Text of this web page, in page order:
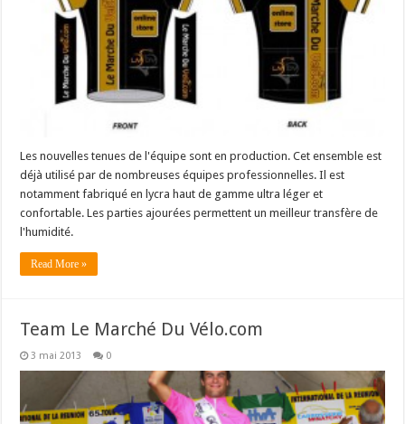
Les nouvelles tenues de l'équipe sont en production. Cet ensemble est
déjà utilisé par de nombreuses équipes professionnelles. Il est
notamment fabriqué en lycra haut de gamme ultra léger et
confortable. Les parties ajourées permettent un meilleur transfère de
l'humidité.
Read More »
Team Le Marché Du Vélo.com
3 mai 2013 0